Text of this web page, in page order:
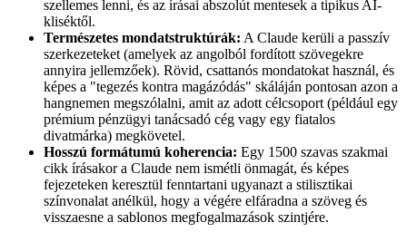
szellemes lenni, és az írásai abszolút mentesek a tipikus AI-
kliséktől.
Természetes mondatstruktúrák: A Claude kerüli a passzív
szerkezeteket (amelyek az angolból fordított szövegekre
annyira jellemzőek). Rövid, csattanós mondatokat használ, és
képes a "tegezés kontra magázódás" skáláján pontosan azon a
hangnemen megszólalni, amit az adott célcsoport (például egy
prémium pénzügyi tanácsadó cég vagy egy fiatalos
divatmárka) megkövetel.
Hosszú formátumú koherencia: Egy 1500 szavas szakmai
cikk írásakor a Claude nem ismétli önmagát, és képes
fejezeteken keresztül fenntartani ugyanazt a stilisztikai
színvonalat anélkül, hogy a végére elfáradna a szöveg és
visszaesne a sablonos megfogalmazások szintjére.